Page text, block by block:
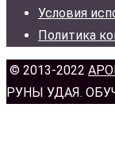
Условия
Политика
© 2013-2022
РУНЫ УДАЯ.